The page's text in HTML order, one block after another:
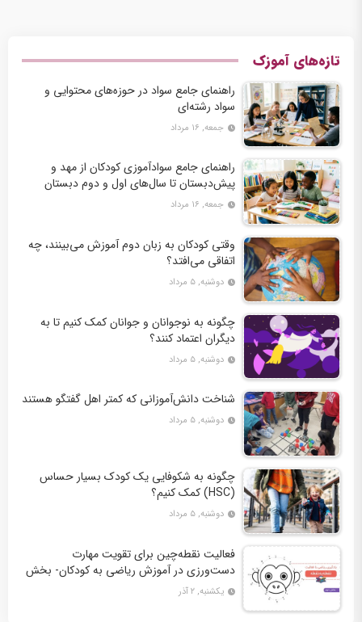
تازه‌های آموزک
راهنمای جامع سواد در حوزه‌های محتوایی و
سواد رشته‌ای
جمعه, ۱۶ مرداد
راهنمای جامع سوادآموزی کودکان از مهد و
پیش‌دبستان تا سال‌های اول و دوم دبستان
جمعه, ۱۶ مرداد
وقتی کودکان به زبان دوم آموزش می‌بینند، چه
اتفاقی می‌افتد؟
دوشنبه, ۵ مرداد
چگونه به نوجوانان و جوانان کمک کنیم تا به
دیگران اعتماد کنند؟
دوشنبه, ۵ مرداد
شناخت دانش‌آموزانی که کمتر اهل گفتگو هستند
دوشنبه, ۵ مرداد
چگونه به شکوفایی یک کودک بسیار حساس
(HSC) کمک کنیم؟
دوشنبه, ۵ مرداد
فعالیت نقطه‌چین برای تقویت مهارت
دست‌ورزی در آموزش ریاضی به کودکان- بخش
دوم + 10 کاربرگ فعالیت
یکشنبه, ۲ آذر